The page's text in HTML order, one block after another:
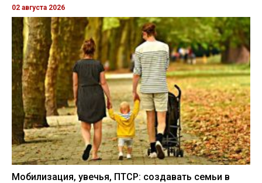
02 августа 2026
Мобилизация, увечья, ПТСР: создавать семьи в